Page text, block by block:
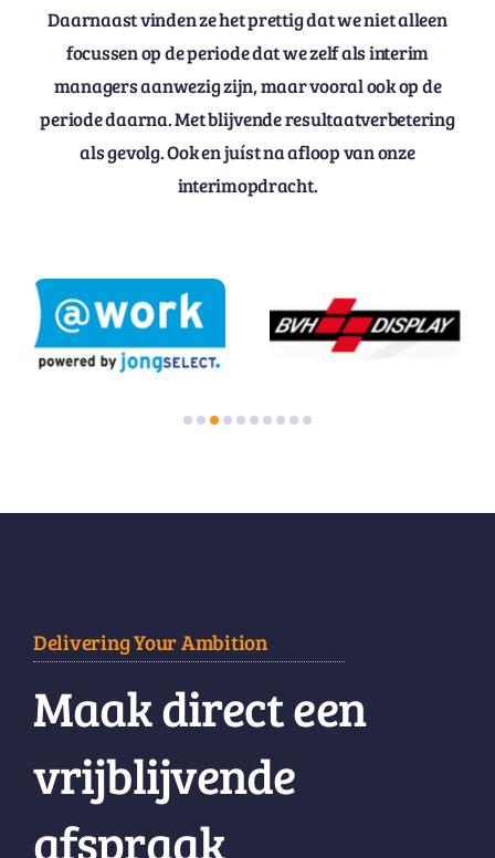
Daarnaast vinden ze het prettig dat we niet alleen
focussen op de periode dat we zelf als interim
managers aanwezig zijn, maar vooral ook op de
periode daarna. Met blijvende resultaatverbetering
als gevolg. Ook en juíst na afloop van onze
interimopdracht.
Delivering Your Ambition
Maak direct een
vrijblijvende
afspraak